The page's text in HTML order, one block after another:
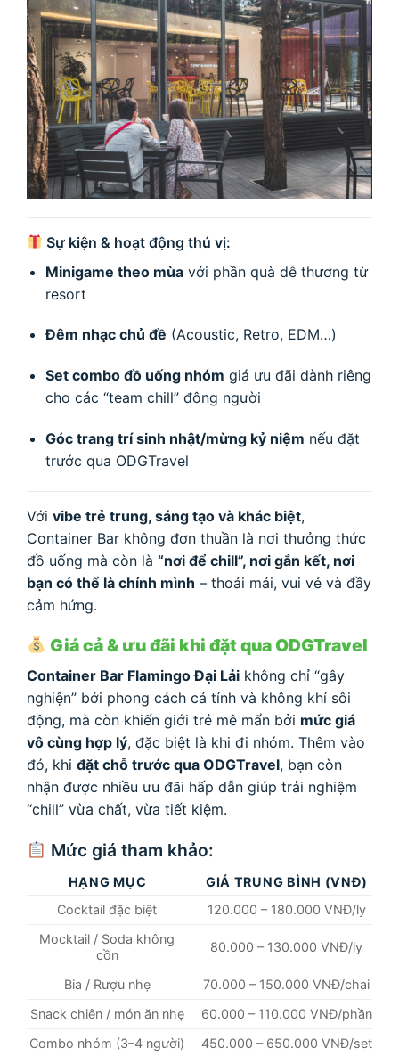
Sự kiện & hoạt động thú vị:
Minigame theo mùavới phần quà dễ thương từ
resort
Đêm nhạc chủ đề (Acoustic, Retro, EDM…)
Set combo đồ uống nhóm giá ưu đãi dành riêng
cho các “team chill” đông người
Góc trang trí sinh nhật/mừng kỷ niệm nếu đặt
trước qua ODGTravel
Với vibe trẻ trung, sáng tạo và khác biệt,
Container Bar không đơn thuần là nơi thưởng thức
đồ uống mà còn là “nơi để chill”, nơi gắn kết, nơi
bạn có thể là chính mình – thoải mái, vui vẻ và đầy
cảm hứng.
Giá cả & ưu đãi khi đặt qua ODGTravel
Container Bar Flamingo Đại Lải không chỉ “gây
nghiện” bởi phong cách cá tính và không khí sôi
động, mà còn khiến giới trẻ mê mẩn bởi mức giá
vô cùng hợp lý, đặc biệt là khi đi nhóm. Thêm vào
đó, khi đặt chỗ trước qua ODGTravel, bạn còn
nhận được nhiều ưu đãi hấp dẫn giúp trải nghiệm
“chill” vừa chất, vừa tiết kiệm.
Mức giá tham khảo:
HẠNG MỤC
GIÁ TRUNG BÌNH (VNĐ)
Cocktail đặc biệt
120.000 – 180.000 VNĐ/ly
Mocktail / Soda không
cồn
80.000 – 130.000 VNĐ/ly
Bia / Rượu nhẹ
70.000 – 150.000 VNĐ/chai
Snack chiên / món ăn nhẹ
60.000 – 110.000 VNĐ/phần
Combo nhóm (3–4 người)
450.000 – 650.000 VNĐ/set